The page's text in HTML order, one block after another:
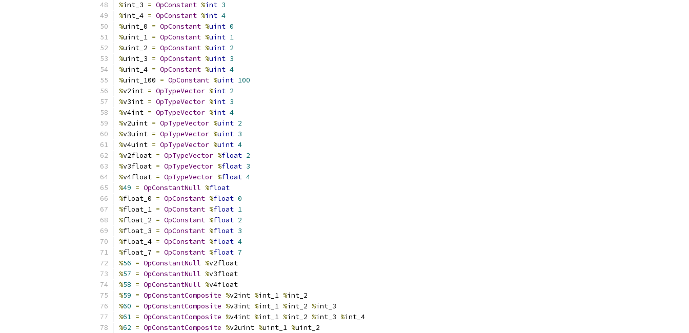
%int_3 = OpConstant %int 3
%int_4 = OpConstant %int 4
%uint_0 = OpConstant %uint 0
%uint_1 = OpConstant %uint 1
%uint_2 = OpConstant %uint 2
%uint_3 = OpConstant %uint 3
%uint_4 = OpConstant %uint 4
%uint_100 = OpConstant %uint 100
%v2int = OpTypeVector %int 2
%v3int = OpTypeVector %int 3
%v4int = OpTypeVector %int 4
%v2uint = OpTypeVector %uint 2
%v3uint = OpTypeVector %uint 3
%v4uint = OpTypeVector %uint 4
%v2float = OpTypeVector %float 2
%v3float = OpTypeVector %float 3
%v4float = OpTypeVector %float 4
%49 = OpConstantNull %float
%float_0 = OpConstant %float 0
%float_1 = OpConstant %float 1
%float_2 = OpConstant %float 2
%float_3 = OpConstant %float 3
%float_4 = OpConstant %float 4
%float_7 = OpConstant %float 7
%56 = OpConstantNull %v2float
%57 = OpConstantNull %v3float
%58 = OpConstantNull %v4float
%59 = OpConstantComposite %v2int %int_1 %int_2
%60 = OpConstantComposite %v3int %int_1 %int_2 %int_3
%61 = OpConstantComposite %v4int %int_1 %int_2 %int_3 %int_4
%62 = OpConstantComposite %v2uint %uint_1 %uint_2